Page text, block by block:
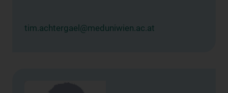
tim.achtergael@meduniwien.ac.at